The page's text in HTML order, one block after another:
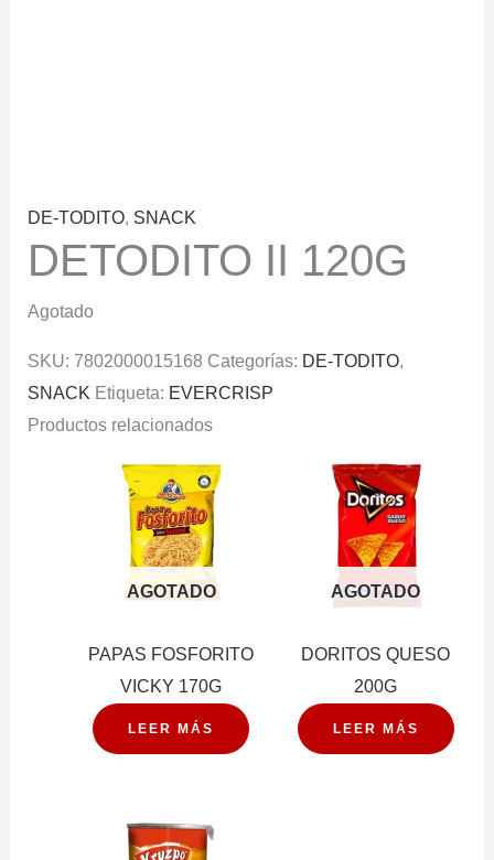
DE-TODITO, SNACK
DETODITO II 120G
Agotado
SKU: 7802000015168 Categorías: DE-TODITO,
SNACK Etiqueta: EVERCRISP
Productos relacionados
AGOTADO
PAPAS FOSFORITO
VICKY 170G
LEER MÁS
AGOTADO
DORITOS QUESO
200G
LEER MÁS